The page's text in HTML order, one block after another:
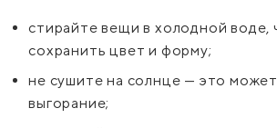
стирайте вещи в холодной воде,
сохранить цвет и форму;
не сушите на солнце — это может
выгорание;